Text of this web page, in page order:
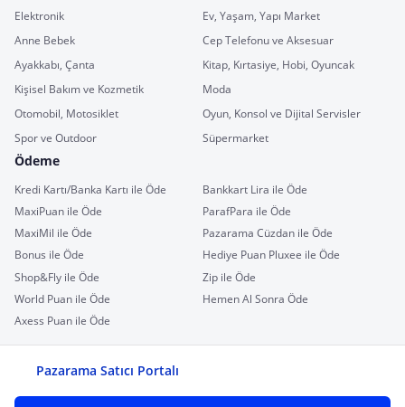
Elektronik
Ev, Yaşam, Yapı Market
Anne Bebek
Cep Telefonu ve Aksesuar
Ayakkabı, Çanta
Kitap, Kırtasiye, Hobi, Oyuncak
Kişisel Bakım ve Kozmetik
Moda
Otomobil, Motosiklet
Oyun, Konsol ve Dijital Servisler
Spor ve Outdoor
Süpermarket
Ödeme
Kredi Kartı/Banka Kartı ile Öde
Bankkart Lira ile Öde
MaxiPuan ile Öde
ParafPara ile Öde
MaxiMil ile Öde
Pazarama Cüzdan ile Öde
Bonus ile Öde
Hediye Puan Pluxee ile Öde
Shop&Fly ile Öde
Zip ile Öde
World Puan ile Öde
Hemen Al Sonra Öde
Axess Puan ile Öde
Pazarama Satıcı Portalı